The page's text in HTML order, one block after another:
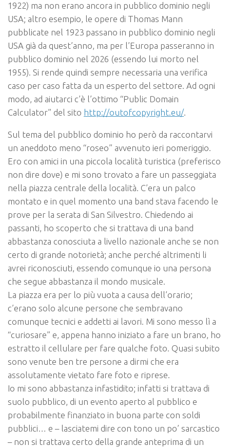
1922) ma non erano ancora in pubblico dominio negli
USA; altro esempio, le opere di Thomas Mann
pubblicate nel 1923 passano in pubblico dominio negli
USA già da quest’anno, ma per l’Europa passeranno in
pubblico dominio nel 2026 (essendo lui morto nel
1955). Si rende quindi sempre necessaria una verifica
caso per caso fatta da un esperto del settore. Ad ogni
modo, ad aiutarci c’è l’ottimo “Public Domain
Calculator” del sito http://outofcopyright.eu/.
Sul tema del pubblico dominio ho però da raccontarvi
un aneddoto meno “roseo” avvenuto ieri pomeriggio.
Ero con amici in una piccola località turistica (preferisco
non dire dove) e mi sono trovato a fare un passeggiata
nella piazza centrale della località. C’era un palco
montato e in quel momento una band stava facendo le
prove per la serata di San Silvestro. Chiedendo ai
passanti, ho scoperto che si trattava di una band
abbastanza conosciuta a livello nazionale anche se non
certo di grande notorietà; anche perché altrimenti li
avrei riconosciuti, essendo comunque io una persona
che segue abbastanza il mondo musicale.
La piazza era per lo più vuota a causa dell’orario;
c’erano solo alcune persone che sembravano
comunque tecnici e addetti ai lavori. Mi sono messo lì a
“curiosare” e, appena hanno iniziato a fare un brano, ho
estratto il cellulare per fare qualche foto. Quasi subito
sono venute ben tre persone a dirmi che era
assolutamente vietato fare foto e riprese.
Io mi sono abbastanza infastidito; infatti si trattava di
suolo pubblico, di un evento aperto al pubblico e
probabilmente finanziato in buona parte con soldi
pubblici… e – lasciatemi dire con tono un po’ sarcastico
– non si trattava certo della grande anteprima di un